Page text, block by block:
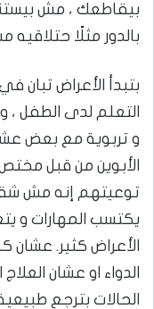
بيقاطعك ، مش
بالدور مثلًا
التعلم لدى الطفل ،
و تربوية مع بعض
الأبوين من قبل
توعيتهم إنه مش
يكتسب المهارات و
الأعراض كثير. عشان
الدواء او عشان
الحالات بترجع